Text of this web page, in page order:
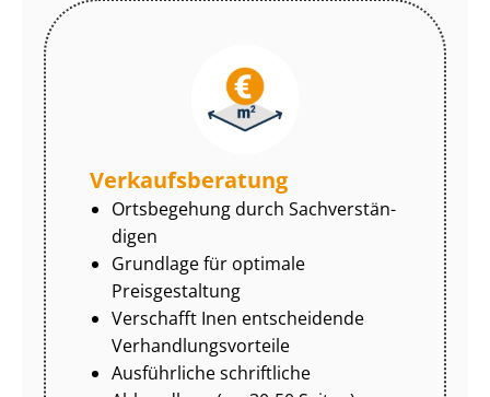
Ver­kaufs­be­ra­tung
Ortsbegehung durch Sach­ver­stän­
di­gen
Grundlage für optimale
Preisgestaltung
Verschafft Inen entscheidende
Ver­hand­lungs­vor­tei­le
Ausführliche schriftliche